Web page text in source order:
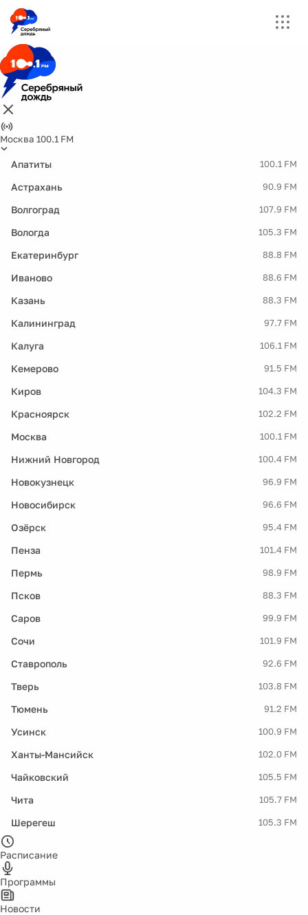
Москва 100.1 FM
Апатиты 100.1 FM
Астрахань 90.9 FM
Волгоград 107.9 FM
Вологда 105.3 FM
Екатеринбург 88.8 FM
Иваново 88.6 FM
Казань 88.3 FM
Калининград 97.7 FM
Калуга 106.1 FM
Кемерово 91.5 FM
Киров 104.3 FM
Красноярск 102.2 FM
Москва 100.1 FM
Нижний Новгород 100.4 FM
Новокузнецк 96.9 FM
Новосибирск 96.6 FM
Озёрск 95.4 FM
Пенза 101.4 FM
Пермь 98.9 FM
Псков 88.3 FM
Саров 99.9 FM
Сочи 101.9 FM
Ставрополь 92.6 FM
Тверь 103.8 FM
Тюмень 91.2 FM
Усинск 100.9 FM
Ханты-Мансийск 102.0 FM
Чайковский 105.5 FM
Чита 105.7 FM
Шерегеш 105.3 FM
Расписание
Программы
Новости